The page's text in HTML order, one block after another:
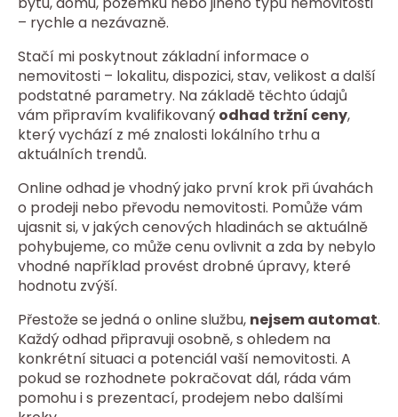
– rychle a nezávazně.
Stačí mi poskytnout základní informace o
nemovitosti – lokalitu, dispozici, stav, velikost a další
podstatné parametry. Na základě těchto údajů
vám připravím kvalifikovaný odhad tržní ceny,
který vychází z mé znalosti lokálního trhu a
aktuálních trendů.
Online odhad je vhodný jako první krok při úvahách
o prodeji nebo převodu nemovitosti. Pomůže vám
ujasnit si, v jakých cenových hladinách se aktuálně
pohybujeme, co může cenu ovlivnit a zda by nebylo
vhodné například provést drobné úpravy, které
hodnotu zvýší.
Přestože se jedná o online službu, nejsem automat.
Každý odhad připravuji osobně, s ohledem na
konkrétní situaci a potenciál vaší nemovitosti. A
pokud se rozhodnete pokračovat dál, ráda vám
pomohu i s prezentací, prodejem nebo dalšími